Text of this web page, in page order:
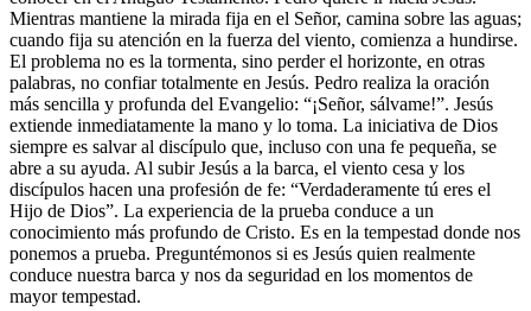
Mientras mantiene la mirada fija en el Señor, camina sobre las aguas;
cuando fija su atención en la fuerza del viento, comienza a hundirse.
El problema no es la tormenta, sino perder el horizonte, en otras
palabras, no confiar totalmente en Jesús. Pedro realiza la oración
más sencilla y profunda del Evangelio: “¡Señor, sálvame!”. Jesús
extiende inmediatamente la mano y lo toma. La iniciativa de Dios
siempre es salvar al discípulo que, incluso con una fe pequeña, se
abre a su ayuda. Al subir Jesús a la barca, el viento cesa y los
discípulos hacen una profesión de fe: “Verdaderamente tú eres el
Hijo de Dios”. La experiencia de la prueba conduce a un
conocimiento más profundo de Cristo. Es en la tempestad donde nos
ponemos a prueba. Preguntémonos si es Jesús quien realmente
conduce nuestra barca y nos da seguridad en los momentos de
mayor tempestad.